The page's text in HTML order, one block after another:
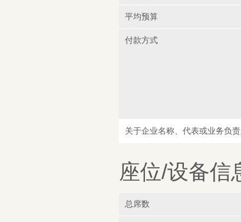
平均预算
付款方式
关于企业名称、代表或业务负
座位/设备信
总席数